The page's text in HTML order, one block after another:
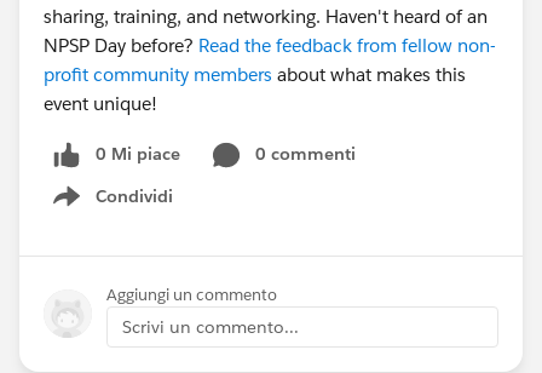
sharing, training, and networking. Haven't heard of an
NPSP Day before? Read the feedback from fellow non-
profit community members about what makes this
event unique!
0 Mi piace
0 commenti
Condividi
Show menu
Aggiungi un commento
Scrivi un commento...